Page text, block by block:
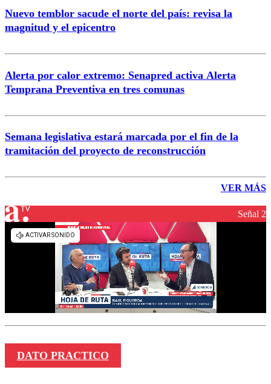
Nuevo temblor sacude el norte del país: revisa la
magnitud y el epicentro
Alerta por calor extremo: Senapred activa Alerta
Temprana Preventiva en tres comunas
Semana legislativa estará marcada por el fin de la
tramitación del proyecto de reconstrucción
VER MÁS
Señal 2
DATO PRACTICO